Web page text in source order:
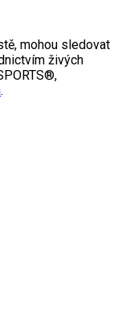
mohou sledovat
živých
.